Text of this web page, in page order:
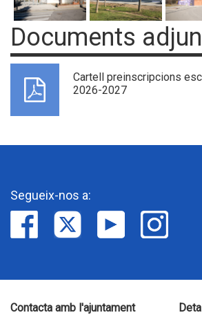
Documents
Cartell preinscripcions
2026-2027
Segueix-nos a:
Contacta amb l'ajuntament